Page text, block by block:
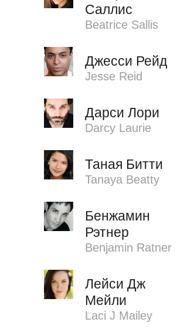
Саллис
Beatrice Sallis
Джесси Рейд
Jesse Reid
Дарси Лори
Darcy Laurie
Таная Битти
Tanaya Beatty
Бенжамин
Рэтнер
Benjamin Ratner
Лейси Дж
Мейли
Laci J Mailey